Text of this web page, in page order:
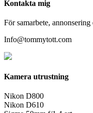
Kontakta mig
För samarbete,
Info@tommytott.com
Kamera utrustning
Nikon D800
Nikon D610